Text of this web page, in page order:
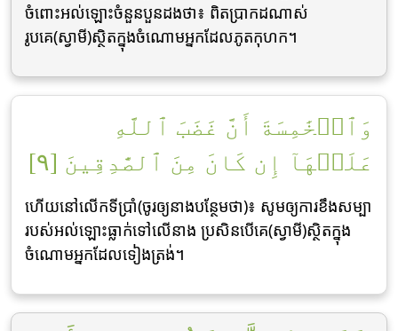
ចំពោះអល់ឡោះចំនួនបួនដងថា៖ ពិតប្រាកដណាស់
រូបគេ(ស្វាមី)ស្ថិតក្នុងចំណោមអ្នកដែលភូតកុហក។
وَٱلۡخَٰمِسَةَ أَنَّ غَضَبَ ٱللَّهِ
عَلَيۡهَآ إِن كَانَ مِنَ ٱلصَّٰدِقِينَ [٩]
ហើយនៅលើកទីប្រាំ(ចូរឲ្យនាងបន្ថែមថា)៖ សូមឲ្យការខឹងសម្បា
របស់អល់ឡោះធ្លាក់ទៅលើនាង ប្រសិនបើគេ(ស្វាមី)ស្ថិតក្នុង
ចំណោមអ្នកដែលទៀងត្រង់។